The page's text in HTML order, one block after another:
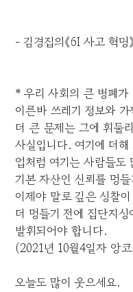
- 김경집의《6I 사고 혁명
* 우리 사회의 큰 병폐가
이른바 쓰레기 정보와
더 큰 문제는 그에 휘둘
사실입니다. 여기에 더
업처럼 여기는 사람들도
기본 자산인 신뢰를 멍
이제야 말로 깊은 성찰
더 멍들기 전에 집단지성
발휘되어야 합니다.
(2021년 10월4일자 앙
오늘도 많이 웃으세요.